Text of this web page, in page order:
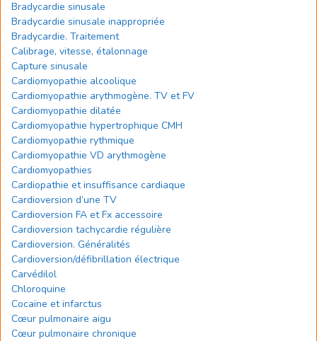
Bradycardie sinusale
Bradycardie sinusale inappropriée
Bradycardie. Traitement
Calibrage, vitesse, étalonnage
Capture sinusale
Cardiomyopathie alcoolique
Cardiomyopathie arythmogène. TV et FV
Cardiomyopathie dilatée
Cardiomyopathie hypertrophique CMH
Cardiomyopathie rythmique
Cardiomyopathie VD arythmogène
Cardiomyopathies
Cardiopathie et insuffisance cardiaque
Cardioversion d’une TV
Cardioversion FA et Fx accessoire
Cardioversion tachycardie régulière
Cardioversion. Généralités
Cardioversion/défibrillation électrique
Carvédilol
Chloroquine
Cocaïne et infarctus
Cœur pulmonaire aigu
Cœur pulmonaire chronique